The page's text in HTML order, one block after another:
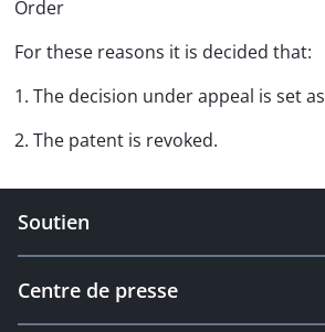
Order
For these reasons it is decided that:
1. The decision under appeal is set
2. The patent is revoked.
Soutien
Centre de presse